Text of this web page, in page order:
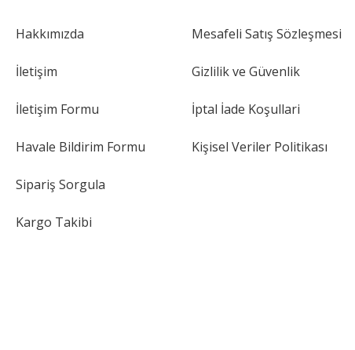
Hakkımızda
İletişim
İletişim Formu
Havale Bildirim Formu
Sipariş Sorgula
Kargo Takibi
Mesafeli Satış Sözleşmesi
Gizlilik ve Güvenlik
İptal İade Koşullari
Kişisel Veriler Politikası